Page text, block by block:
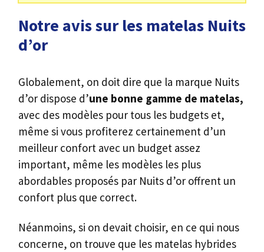
Notre avis sur les matelas Nuits
d’or
Globalement, on doit dire que la marque Nuits
d’or dispose d’une bonne gamme de matelas,
avec des modèles pour tous les budgets et,
même si vous profiterez certainement d’un
meilleur confort avec un budget assez
important, même les modèles les plus
abordables proposés par Nuits d’or offrent un
confort plus que correct.
Néanmoins, si on devait choisir, en ce qui nous
concerne, on trouve que les matelas hybrides